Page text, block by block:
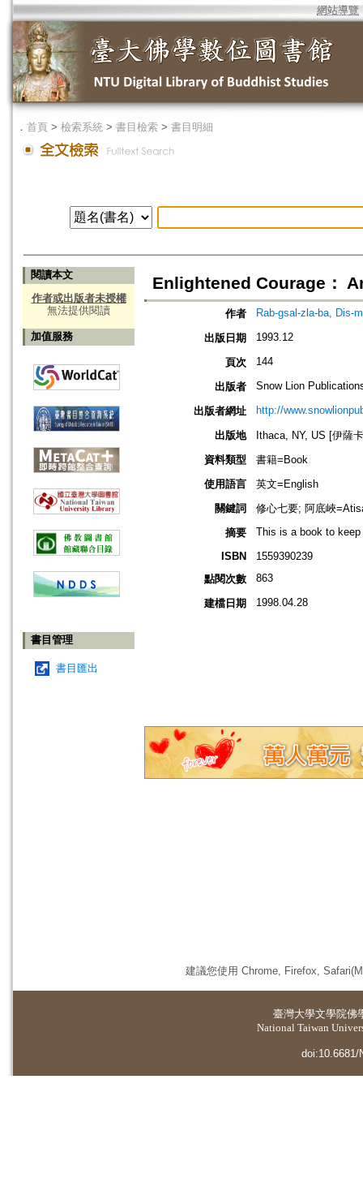
網站導覽
． 首頁 > 檢索系統 > 書目檢索 > 書目明細
閱讀本文
作者或出版者未授權
無法提供閱讀
加值服務
書目管理
書目匯出
Enlightened Courage：
作者 Rab-gsal-zla-ba, Dis-
出版日期 1993.12
頁次 144
出版者 Snow Lion
出版者網址 http://
出版地
Ithaca, NY, US [伊薩
資料類型
書籍=Book
使用語言
英文=English
關鍵詞
修心七要; 阿底峽
摘要
This is a book to
ISBN
1559390239
點閱次數
863
建檔日期 1998.04.28
建議您使用 Chrome, Firefox,
臺灣大學文學院佛
National Taiwan
doi:10.6681/